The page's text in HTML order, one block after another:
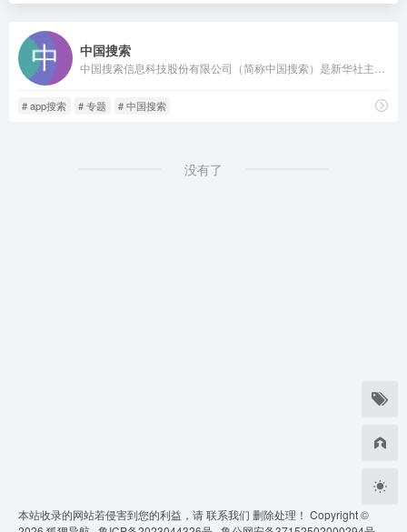
中国搜索
# app搜索 # 专题 # 中国搜索
没有了
本站收录的网站若侵害到您的利益，请联系我们 删除处理！ Copyright ©